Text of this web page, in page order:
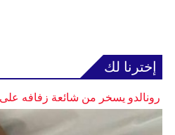
إخترنا لك
رونالدو يسخر من شائعة زفافه على